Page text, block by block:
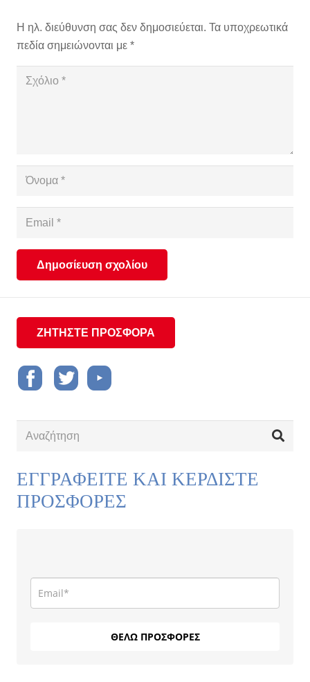
Η ηλ. διεύθυνση σας δεν δημοσιεύεται. Τα υποχρεωτικά
πεδία σημειώνονται με *
Δημοσίευση σχολίου
ΖΗΤΗΣΤΕ ΠΡΟΣΦΟΡΑ
ΕΓΓΡΑΦΕΙΤΕ ΚΑΙ ΚΕΡΔΙΣΤΕ
ΠΡΟΣΦΟΡΕΣ
ΘΕΛΩ ΠΡΟΣΦΟΡΕΣ